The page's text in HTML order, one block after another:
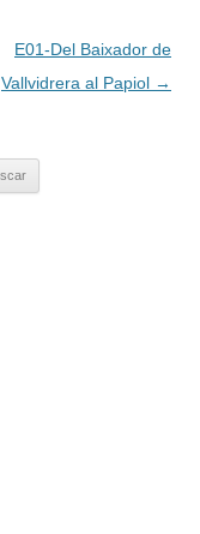
E01-Del Baixador de
Vallvidrera al Papiol →